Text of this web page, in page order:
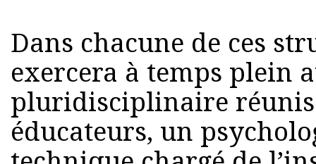
Dans chacune de ces
exercera à temps plein
pluridisciplinaire
éducateurs, un